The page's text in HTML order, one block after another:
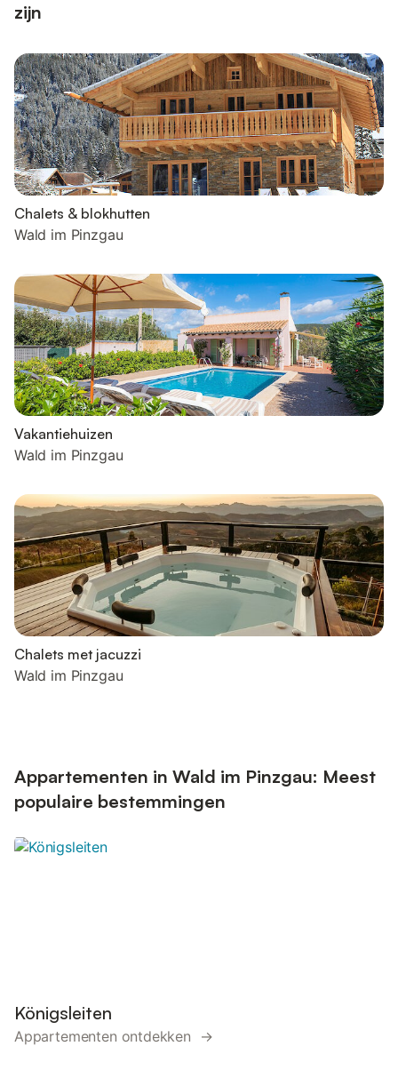
zijn
Chalets & blokhutten
Wald im Pinzgau
Vakantiehuizen
Wald im Pinzgau
Chalets met jacuzzi
Wald im Pinzgau
Appartementen in Wald im Pinzgau: Meest
populaire bestemmingen
Königsleiten
Appartementen ontdekken →